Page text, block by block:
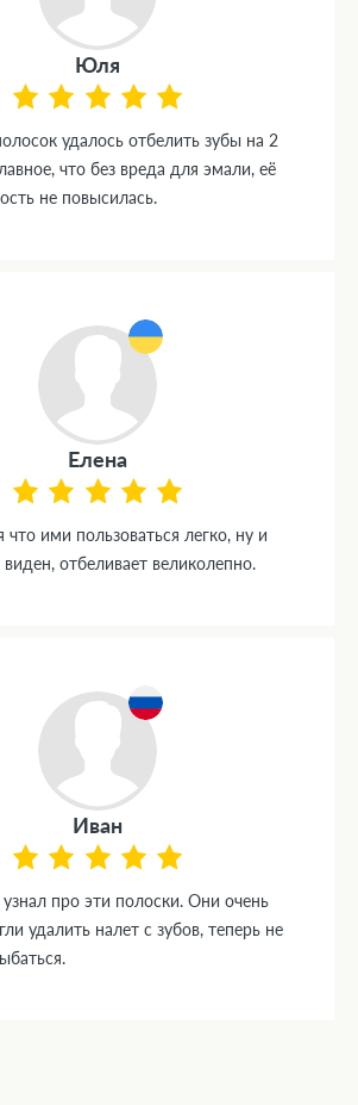
Юля
удалось отбелить зубы на 2
что без вреда для эмали, её
не повысилась.
Елена
что ими пользоваться легко, ну и
отбеливает великолепно.
Иван
про эти полоски. Они очень
удалить налет с зубов, теперь не